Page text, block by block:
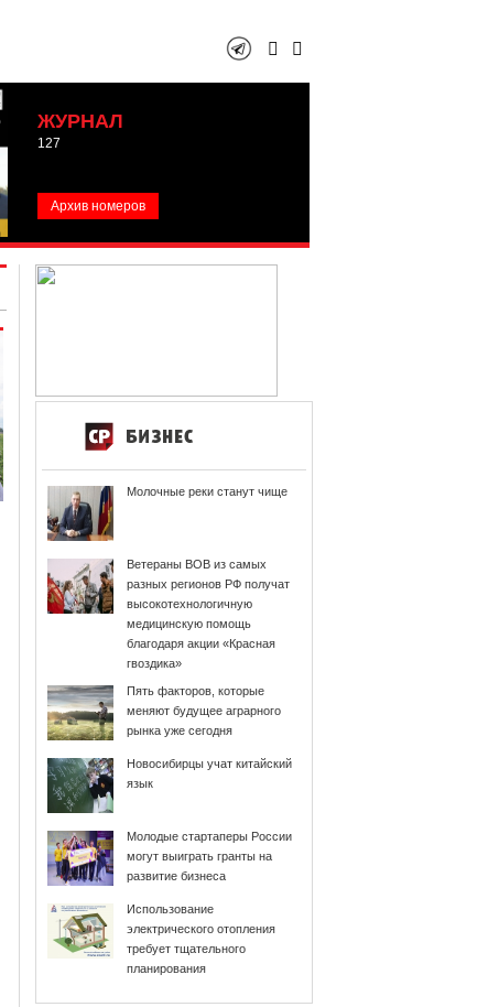
ЖУРНАЛ
127
Архив номеров
Молочные реки станут чище
Ветераны ВОВ из самых
разных регионов РФ получат
высокотехнологичную
медицинскую помощь
благодаря акции «Красная
гвоздика»
Пять факторов, которые
меняют будущее аграрного
рынка уже сегодня
Новосибирцы учат китайский
язык
Молодые стартаперы России
могут выиграть гранты на
развитие бизнеса
Использование
электрического отопления
требует тщательного
планирования